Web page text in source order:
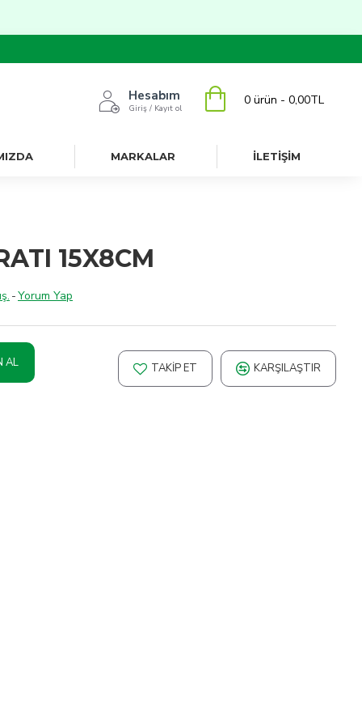
Hesabım
Giriş / Kayıt ol
0 ürün - 0,00TL
MARKALAR İLETİŞİM
15X8CM
-Yorum Yap
AL TAKIP ET KARŞILAŞTIR